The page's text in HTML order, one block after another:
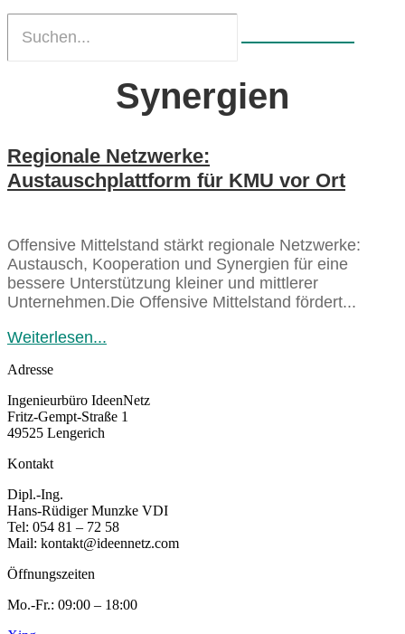
Synergien
Regionale Netzwerke:
Austauschplattform für KMU vor Ort
Offensive Mittelstand stärkt regionale Netzwerke:
Austausch, Kooperation und Synergien für eine
bessere Unterstützung kleiner und mittlerer
Unternehmen.Die Offensive Mittelstand fördert...
Weiterlesen...
Adresse
Ingenieurbüro IdeenNetz
Fritz-Gempt-Straße 1
49525 Lengerich
Kontakt
Dipl.-Ing.
Hans-Rüdiger Munzke VDI
Tel: 054 81 – 72 58
Mail: kontakt@ideennetz.com
Öffnungszeiten
Mo.-Fr.: 09:00 – 18:00